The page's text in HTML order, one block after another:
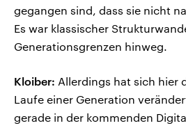
gegangen sind, dass sie nicht
Es war klassischer
Generationsgrenzen hinweg.
Kloiber: Allerdings hat sich hier
Laufe einer Generation
gerade in der kommenden